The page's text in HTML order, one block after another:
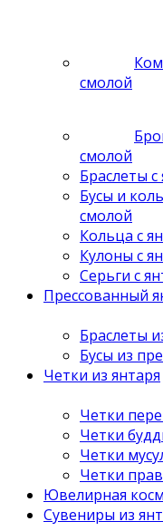
смолой
смолой
Браслеты
Бусы и
смолой
Кольца с
Кулоны с
Серьги с
Прессованный
Браслеты
Бусы из
Четки из янтаря
Четки
Четки
Четки
Четки
Ювелирная
Сувениры из